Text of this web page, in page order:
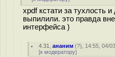
xpdf кстати за тухлость
выпилили. это правда
интерфейса )
4.31 ,ананим (?), 14:55, 04/
[к модератору]